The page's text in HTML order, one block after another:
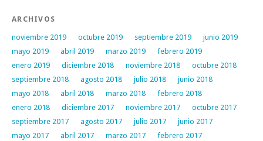
ARCHIVOS
noviembre 2019 octubre 2019 septiembre 2019
junio 2019
mayo 2019
abril 2019 marzo 2019
febrero 2019
enero 2019
diciembre 2018 noviembre 2018
octubre 2018
septiembre 2018
agosto 2018 julio 2018
junio 2018
mayo 2018
abril 2018 marzo 2018
febrero 2018
enero 2018
diciembre 2017 noviembre 2017
octubre 2017
septiembre 2017
agosto 2017 julio 2017
junio 2017
mayo 2017
abril 2017 marzo 2017
febrero 2017